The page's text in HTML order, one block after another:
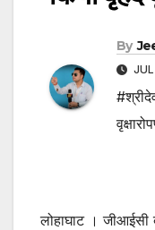
By
लोहाघाट । जीआईसी